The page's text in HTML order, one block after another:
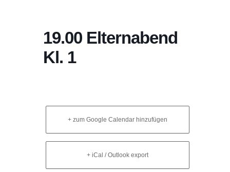
19.00 Elternabend
Kl. 1
+ zum Google Calendar hinzufügen
+ iCal / Outlook export